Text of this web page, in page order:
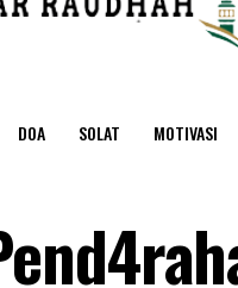
DOA SOLAT MOTIVASI